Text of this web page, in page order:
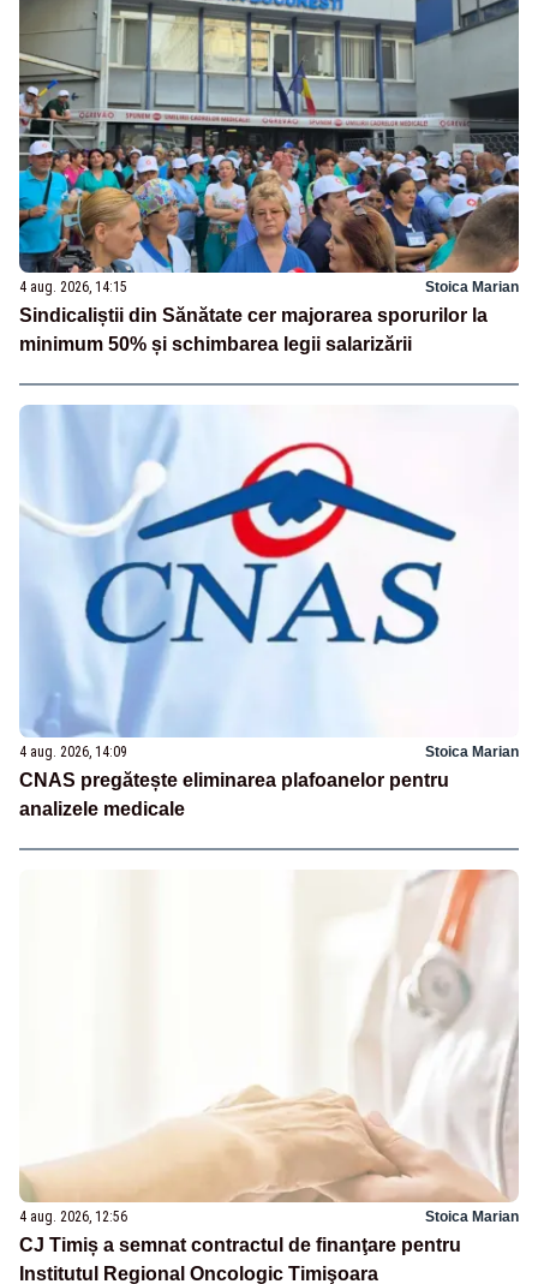
4 aug. 2026, 14:15 Stoica Marian
Sindicaliștii din Sănătate cer majorarea sporurilor la
minimum 50% și schimbarea legii salarizării
4 aug. 2026, 14:09 Stoica Marian
CNAS pregătește eliminarea plafoanelor pentru
analizele medicale
4 aug. 2026, 12:56 Stoica Marian
CJ Timiș a semnat contractul de finanţare pentru
Institutul Regional Oncologic Timişoara